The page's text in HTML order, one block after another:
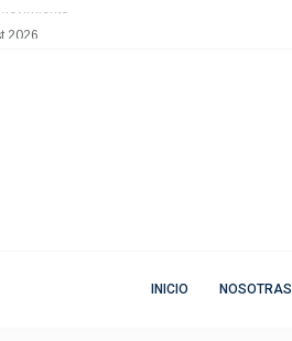
2026
INICIO NOSOTRAS